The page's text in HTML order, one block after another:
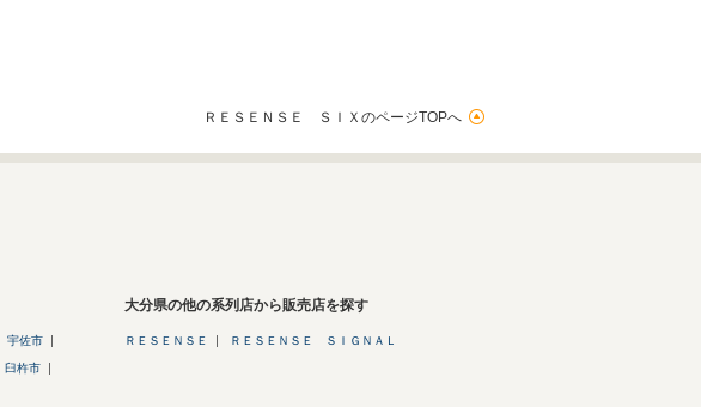
ＲＥＳＥＮＳＥ ＳＩＸのページTOPへ
宇佐市
臼杵市
大分県の他の系列店から販売店を探す
ＲＥＳＥＮＳＥ ＲＥＳＥＮＳＥ ＳＩＧＮＡＬ